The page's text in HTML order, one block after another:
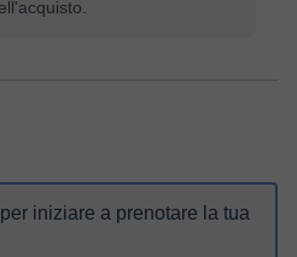
iniziare a prenotare la tua